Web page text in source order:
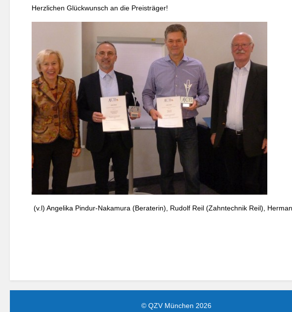
Herzlichen Glückwunsch an die Preisträger!
(v.l) Angelika Pindur-Nakamura (Beraterin), Rudolf Reil (Zahntechnik Reil),
© QZV München 2026